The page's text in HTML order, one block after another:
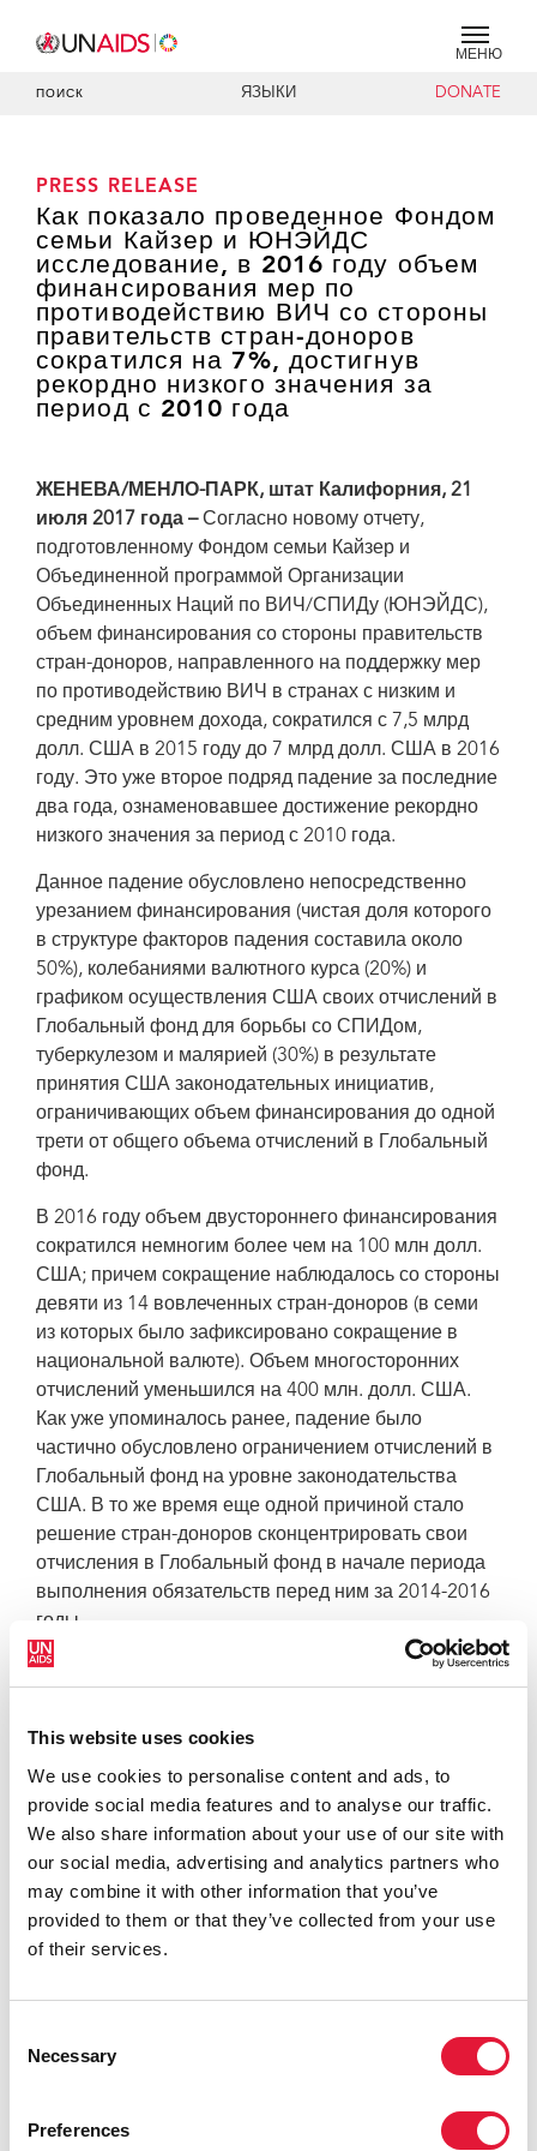
This website uses cookies
We use cookies to personalise content and ads, to
provide social media features and to analyse our traffic.
We also share information about your use of our site with
our social media, advertising and analytics partners who
may combine it with other information that you’ve
provided to them or that they’ve collected from your use
of their services.
Selection
Necessary
Preferences
МЕНЮ
ПОИСК ЯЗЫКИ DONATE
PRESS RELEASE
Как показало проведенное Фондом
семьи Кайзер и ЮНЭЙДС
исследование, в 2016 году объем
финансирования мер по
противодействию ВИЧ со стороны
правительств стран-доноров
сократился на 7%, достигнув
рекордно низкого значения за
период с 2010 года
ЖЕНЕВА/МЕНЛО-ПАРК, штат Калифорния, 21
июля 2017 года –Согласно новому отчету,
подготовленному Фондом семьи Кайзер и
Объединенной программой Организации
Объединенных Наций по ВИЧ/СПИДу (ЮНЭЙДС),
объем финансирования со стороны правительств
стран-доноров, направленного на поддержку мер
по противодействию ВИЧ в странах с низким и
средним уровнем дохода, сократился с 7,5 млрд
долл. США в 2015 году до 7 млрд долл. США в 2016
году. Это уже второе подряд падение за последние
два года, ознаменовавшее достижение рекордно
низкого значения за период с 2010 года.
Данное падение обусловлено непосредственно
урезанием финансирования (чистая доля которого
в структуре факторов падения составила около
50%), колебаниями валютного курса (20%) и
графиком осуществления США своих отчислений в
Глобальный фонд для борьбы со СПИДом,
туберкулезом и малярией (30%) в результате
принятия США законодательных инициатив,
ограничивающих объем финансирования до одной
трети от общего объема отчислений в Глобальный
фонд.
В 2016 году объем двустороннего финансирования
сократился немногим более чем на 100 млн долл.
США; причем сокращение наблюдалось со стороны
девяти из 14 вовлеченных стран-доноров (в семи
из которых было зафиксировано сокращение в
национальной валюте). Объем многосторонних
отчислений уменьшился на 400 млн. долл. США.
Как уже упоминалось ранее, падение было
частично обусловлено ограничением отчислений в
Глобальный фонд на уровне законодательства
США. В то же время еще одной причиной стало
решение стран-доноров сконцентрировать свои
отчисления в Глобальный фонд в начале периода
выполнения обязательств перед ним за 2014-2016
годы.
«Инвестиции в меры против СПИДа придают
лечению и профилактике ВИЧ миллионам людей, и
сегодня мы видим результаты этих инвестиций»,
сказал исполнительный директор ЮНЭЙДС
Мишель Сидибе. «Сокращение объема
международных ресурсов ограничит нашу
способность охватить те 17 миллионов человек,
которые все еще нуждаются в лечении».
«Объем направленного на противодействие ВИЧ
доноров продолжает сокращаться», сказала вице-